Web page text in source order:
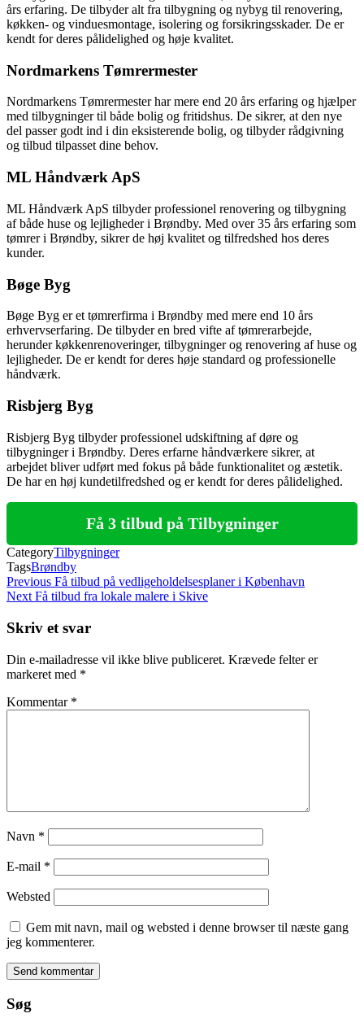
års erfaring. De tilbyder alt fra tilbygning og nybyg til renovering,
køkken- og vinduesmontage, isolering og forsikringsskader. De er
kendt for deres pålidelighed og høje kvalitet.
Nordmarkens Tømrermester
Nordmarkens Tømrermester har mere end 20 års erfaring og hjælper
med tilbygninger til både bolig og fritidshus. De sikrer, at den nye
del passer godt ind i din eksisterende bolig, og tilbyder rådgivning
og tilbud tilpasset dine behov.
ML Håndværk ApS
ML Håndværk ApS tilbyder professionel renovering og tilbygning
af både huse og lejligheder i Brøndby. Med over 35 års erfaring som
tømrer i Brøndby, sikrer de høj kvalitet og tilfredshed hos deres
kunder.
Bøge Byg
Bøge Byg er et tømrerfirma i Brøndby med mere end 10 års
erhvervserfaring. De tilbyder en bred vifte af tømrerarbejde,
herunder køkkenrenoveringer, tilbygninger og renovering af huse og
lejligheder. De er kendt for deres høje standard og professionelle
håndværk.
Risbjerg Byg
Risbjerg Byg tilbyder professionel udskiftning af døre og
tilbygninger i Brøndby. Deres erfarne håndværkere sikrer, at
arbejdet bliver udført med fokus på både funktionalitet og æstetik.
De har en høj kundetilfredshed og er kendt for deres pålidelighed.
Få 3 tilbud på Tilbygninger
CategoryTilbygninger
TagsBrøndby
Indlægsnavigation
Previous
Post
Previous Få tilbud på vedligeholdelsesplaner i København
Next
Next Få tilbud fra lokale malere i Skive
Skriv et svar
Din e-mailadresse vil ikke blive publiceret. Krævede felter er
markeret med *
Kommentar *
Navn *
E-mail *
Websted
Gem mit navn, mail og websted i denne browser til næste gang
jeg kommenterer.
Søg